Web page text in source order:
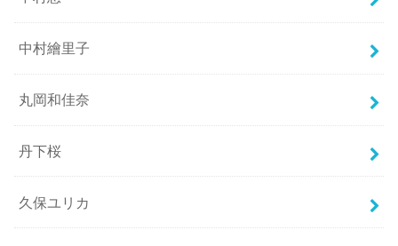
中村繪里子
丸岡和佳奈
丹下桜
久保ユリカ